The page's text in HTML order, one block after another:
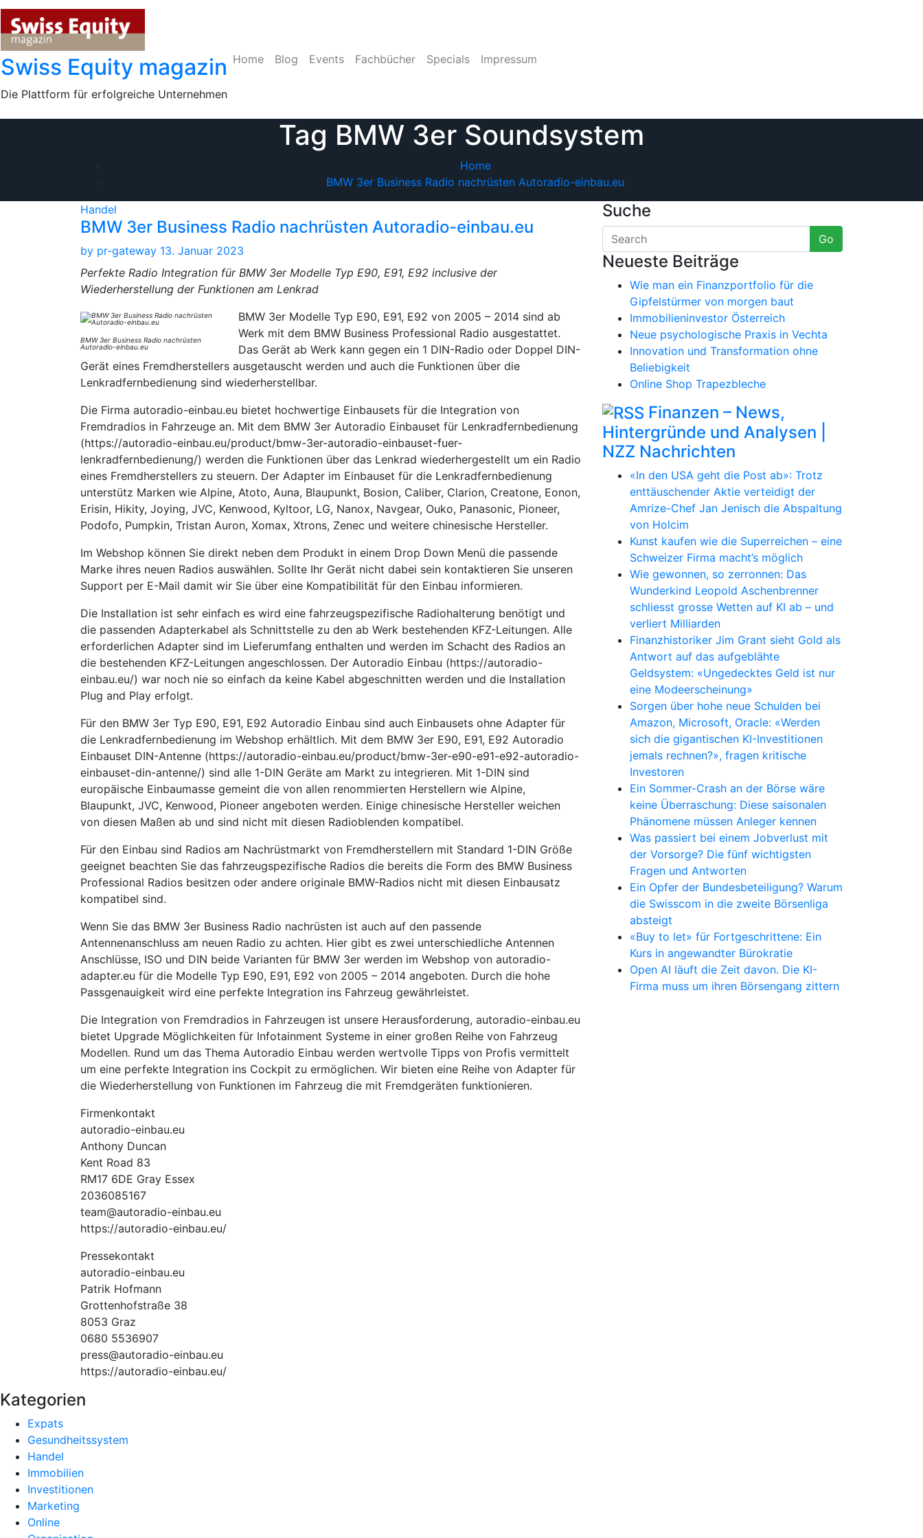
Skip
content
Swiss Equity magazin
Die Plattform für erfolgreiche Unternehmen
Home Blog Events Fachbücher Specials Impressum
Tag BMW 3er Soundsystem
Home
BMW 3er Business Radio nachrüsten Autoradio-einbau.eu
Handel
BMW 3er Business Radio nachrüsten Autoradio-einbau.eu
by pr-gateway 13. Januar 2023
Perfekte Radio Integration für BMW 3er Modelle Typ E90, E91, E92 inclusive der
Wiederherstellung der Funktionen am Lenkrad
BMW 3er Business Radio nachrüsten
Autoradio-einbau.eu
BMW 3er Modelle Typ E90, E91, E92 von 2005 – 2014 sind ab
Werk mit dem BMW Business Professional Radio ausgestattet.
Das Gerät ab Werk kann gegen ein 1 DIN-Radio oder Doppel DIN-
Gerät eines Fremdherstellers ausgetauscht werden und auch die Funktionen über die
Lenkradfernbedienung sind wiederherstellbar.
Die Firma autoradio-einbau.eu bietet hochwertige Einbausets für die Integration von
Fremdradios in Fahrzeuge an. Mit dem BMW 3er Autoradio Einbauset für Lenkradfernbedienung
(https://autoradio-einbau.eu/product/bmw-3er-autoradio-einbauset-fuer-
lenkradfernbedienung/) werden die Funktionen über das Lenkrad wiederhergestellt um ein Radio
eines Fremdherstellers zu steuern. Der Adapter im Einbauset für die Lenkradfernbedienung
unterstütz Marken wie Alpine, Atoto, Auna, Blaupunkt, Bosion, Caliber, Clarion, Creatone, Eonon,
Erisin, Hikity, Joying, JVC, Kenwood, Kyltoor, LG, Nanox, Navgear, Ouko, Panasonic, Pioneer,
Podofo, Pumpkin, Tristan Auron, Xomax, Xtrons, Zenec und weitere chinesische Hersteller.
Im Webshop können Sie direkt neben dem Produkt in einem Drop Down Menü die passende
Marke ihres neuen Radios auswählen. Sollte Ihr Gerät nicht dabei sein kontaktieren Sie unseren
Support per E-Mail damit wir Sie über eine Kompatibilität für den Einbau informieren.
Die Installation ist sehr einfach es wird eine fahrzeugspezifische Radiohalterung benötigt und
die passenden Adapterkabel als Schnittstelle zu den ab Werk bestehenden KFZ-Leitungen. Alle
erforderlichen Adapter sind im Lieferumfang enthalten und werden im Schacht des Radios an
die bestehenden KFZ-Leitungen angeschlossen. Der Autoradio Einbau (https://autoradio-
einbau.eu/) war noch nie so einfach da keine Kabel abgeschnitten werden und die Installation
Plug and Play erfolgt.
Für den BMW 3er Typ E90, E91, E92 Autoradio Einbau sind auch Einbausets ohne Adapter für
die Lenkradfernbedienung im Webshop erhältlich. Mit dem BMW 3er E90, E91, E92 Autoradio
Einbauset DIN-Antenne (https://autoradio-einbau.eu/product/bmw-3er-e90-e91-e92-autoradio-
einbauset-din-antenne/) sind alle 1-DIN Geräte am Markt zu integrieren. Mit 1-DIN sind
europäische Einbaumasse gemeint die von allen renommierten Herstellern wie Alpine,
Blaupunkt, JVC, Kenwood, Pioneer angeboten werden. Einige chinesische Hersteller weichen
von diesen Maßen ab und sind nicht mit diesen Radioblenden kompatibel.
Für den Einbau sind Radios am Nachrüstmarkt von Fremdherstellern mit Standard 1-DIN Größe
geeignet beachten Sie das fahrzeugspezifische Radios die bereits die Form des BMW Business
Professional Radios besitzen oder andere originale BMW-Radios nicht mit diesen Einbausatz
kompatibel sind.
Wenn Sie das BMW 3er Business Radio nachrüsten ist auch auf den passende
Antennenanschluss am neuen Radio zu achten. Hier gibt es zwei unterschiedliche Antennen
Anschlüsse, ISO und DIN beide Varianten für BMW 3er werden im Webshop von autoradio-
adapter.eu für die Modelle Typ E90, E91, E92 von 2005 – 2014 angeboten. Durch die hohe
Passgenauigkeit wird eine perfekte Integration ins Fahrzeug gewährleistet.
Die Integration von Fremdradios in Fahrzeugen ist unsere Herausforderung, autoradio-einbau.eu
bietet Upgrade Möglichkeiten für Infotainment Systeme in einer großen Reihe von Fahrzeug
Modellen. Rund um das Thema Autoradio Einbau werden wertvolle Tipps von Profis vermittelt
um eine perfekte Integration ins Cockpit zu ermöglichen. Wir bieten eine Reihe von Adapter für
die Wiederherstellung von Funktionen im Fahrzeug die mit Fremdgeräten funktionieren.
Firmenkontakt
autoradio-einbau.eu
Anthony Duncan
Kent Road 83
RM17 6DE Gray Essex
2036085167
team@autoradio-einbau.eu
https://autoradio-einbau.eu/
Pressekontakt
autoradio-einbau.eu
Patrik Hofmann
Grottenhofstraße 38
8053 Graz
0680 5536907
press@autoradio-einbau.eu
https://autoradio-einbau.eu/
Suche
Go
Neueste Beiträge
Wie man ein Finanzportfolio für die
Gipfelstürmer von morgen baut
Immobilieninvestor Österreich
Neue psychologische Praxis in Vechta
Innovation und Transformation ohne
Beliebigkeit
Online Shop Trapezbleche
Finanzen – News,
Hintergründe und Analysen |
NZZ Nachrichten
«In den USA geht die Post ab»: Trotz
enttäuschender Aktie verteidigt der
Amrize-Chef Jan Jenisch die Abspaltung
von Holcim
Kunst kaufen wie die Superreichen – eine
Schweizer Firma macht’s möglich
Wie gewonnen, so zerronnen: Das
Wunderkind Leopold Aschenbrenner
schliesst grosse Wetten auf KI ab – und
verliert Milliarden
Finanzhistoriker Jim Grant sieht Gold als
Antwort auf das aufgeblähte
Geldsystem: «Ungedecktes Geld ist nur
eine Modeerscheinung»
Sorgen über hohe neue Schulden bei
Amazon, Microsoft, Oracle: «Werden
sich die gigantischen KI-Investitionen
jemals rechnen?», fragen kritische
Investoren
Ein Sommer-Crash an der Börse wäre
keine Überraschung: Diese saisonalen
Phänomene müssen Anleger kennen
Was passiert bei einem Jobverlust mit
der Vorsorge? Die fünf wichtigsten
Fragen und Antworten
Ein Opfer der Bundesbeteiligung? Warum
die Swisscom in die zweite Börsenliga
absteigt
«Buy to let» für Fortgeschrittene: Ein
Kurs in angewandter Bürokratie
Open AI läuft die Zeit davon. Die KI-
Firma muss um ihren Börsengang zittern
Kategorien
Expats
Gesundheitssystem
Handel
Immobilien
Investitionen
Marketing
Online